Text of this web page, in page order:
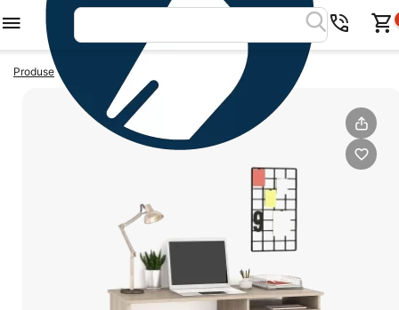
Produse Birou MODUS 1 sertar, Oak